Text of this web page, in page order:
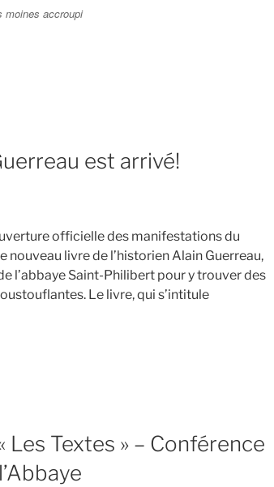
moines accroupi
est arrivé!
officielle des manifestations du
nouveau livre de l’historien Alain Guerreau,
l’abbaye Saint-Philibert pour y trouver des
Le livre, qui s’intitule
Les Textes » – Conférence